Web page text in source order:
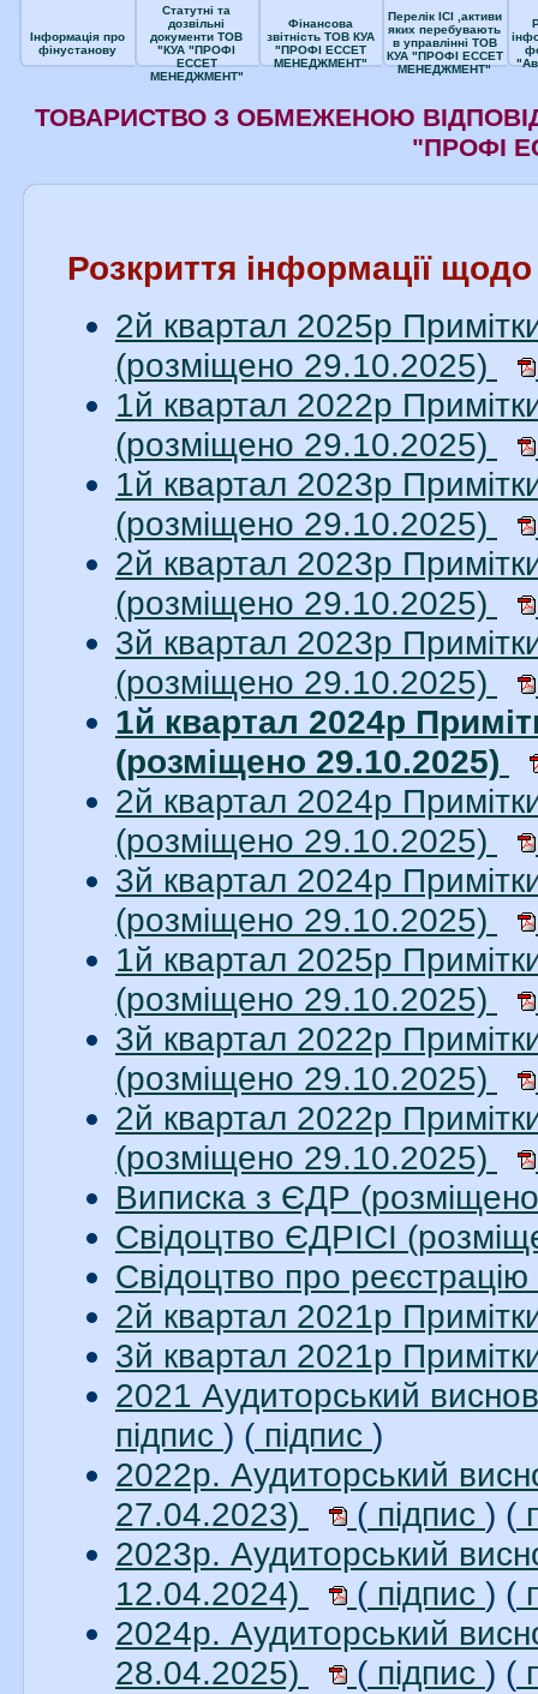
Інформація про
фінустанову
Статутні та
дозвільні
документи ТОВ
"КУА "ПРОФІ
ЕССЕТ
МЕНЕДЖМЕНТ"
Фінансова
звітність ТОВ КУА
"ПРОФІ ЕССЕТ
МЕНЕДЖМЕНТ"
Перелік ІСІ ,активи
яких перебувають
в управлінні ТОВ
КУА "ПРОФІ ЕССЕТ
МЕНЕДЖМЕНТ"
ТОВАРИСТВО З ОБМЕЖЕНОЮ
"ПРОФІ
Розкриття інформації
2й квартал 2025р
(розміщено 29.10.2025)
1й квартал 2022р
(розміщено 29.10.2025)
1й квартал 2023р
(розміщено 29.10.2025)
2й квартал 2023р
(розміщено 29.10.2025)
3й квартал 2023р
(розміщено 29.10.2025)
1й квартал 2024р
(розміщено 29.10.2025)
2й квартал 2024р
(розміщено 29.10.2025)
3й квартал 2024р
(розміщено 29.10.2025)
1й квартал 2025р
(розміщено 29.10.2025)
3й квартал 2022р
(розміщено 29.10.2025)
2й квартал 2022р
(розміщено 29.10.2025)
Виписка з ЄДР
Свідоцтво ЄДРІСІ
Свідоцтво про
2й квартал 2021р
3й квартал 2021р
2021 Аудиторський
підпис ) ( підпис )
2022р. Аудиторський
27.04.2023)
( підпис ) (
2023р. Аудиторський
12.04.2024)
( підпис ) (
2024р. Аудиторський
28.04.2025)
( підпис ) (